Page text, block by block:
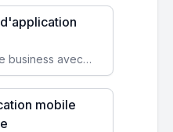
Faites évoluer votre business avec des solutions logicielles personnalisées, parfaitement adaptées à vos besoins spécifiques.
mobile